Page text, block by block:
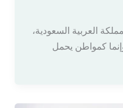
العربية السعودية،
كمواطن يحمل